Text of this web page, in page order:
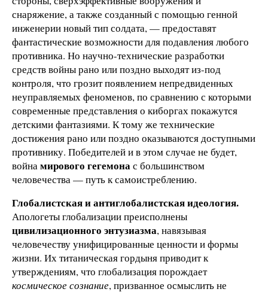
снаряжение, а также созданный с помощью генной
инженерии новый тип солдата, — предоставят
фантастические возможности для подавления любого
противника. Но научно-технические разработки
средств войны рано или поздно выходят из-под
контроля, что грозит появлением непредвиденных
неуправляемых феноменов, по сравнению с которыми
современные представления о киборгах покажутся
детскими фантазиями. К тому же технические
достижения рано или поздно оказываются доступными
противнику. Победителей и в этом случае не будет,
война мирового гегемонас большинством
человечества — путь к самоистреблению.
Глобалистская и антиглобалистская идеология.
Апологеты глобализации преисполнены
цивилизационного энтузиазма, навязывая
человечеству унифицированные ценности и формы
жизни. Их титаническая гордыня приводит к
утверждениям, что глобализация порождает
космическое сознание, призванное осмыслить не